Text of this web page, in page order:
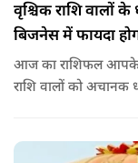
वृश्चिक राशि वालों
बिजनेस में फायदा
आज का राशिफल
राशि वालों को
सकता है.